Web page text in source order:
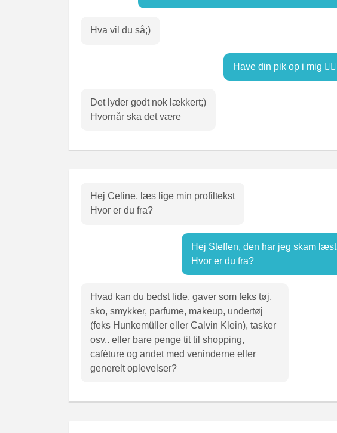
Hva vil du så;)
Have din pik op i mig 💁‍♀️
Det lyder godt nok lækkert;)
Hvornår ska det være
Hej Celine, læs lige min profiltekst
Hvor er du fra?
Hej Steffen, den har jeg skam læst
Hvor er du fra?
Hvad kan du bedst lide, gaver som feks tøj,
sko, smykker, parfume, makeup, undertøj
(feks Hunkemüller eller Calvin Klein), tasker
osv.. eller bare penge tit til shopping,
caféture og andet med veninderne eller
generelt oplevelser?